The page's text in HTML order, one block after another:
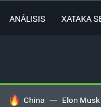
ANÁLISIS XATAKA
HOY SE HABLA DE
China Elon Musk